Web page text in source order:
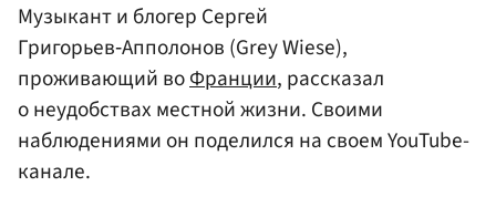
Музыкант и блогер Сергей
Григорьев‑Апполонов (Grey Wiese),
проживающий воФранции, рассказал
о неудобствах местной жизни. Своими
наблюдениями он поделился на своем YouTube-
канале.